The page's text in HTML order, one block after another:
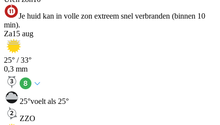
Je huid kan in volle zon extreem snel verbranden (binnen 10
min).
Za15 aug
25° /33°
0,3 mm
25°voelt als 25°
ZZO